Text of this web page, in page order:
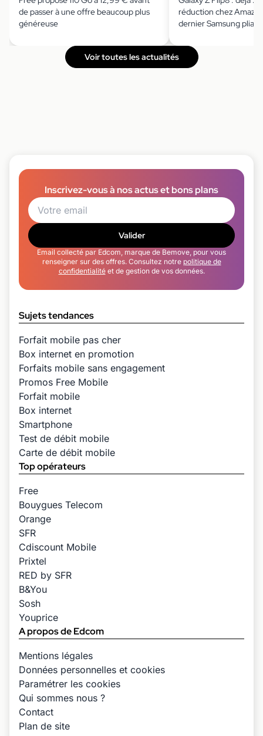
de passer à une offre beaucoup plus
généreuse
réduction chez
dernier Samsung pliant
Voir toutes les actualités
Inscrivez-vous à nos actus et bons plans
Valider
Email collecté par Edcom, marque de Bemove, pour vous
renseigner sur des offres. Consultez notre politique de
confidentialitéet de gestion de vos données.
Sujets tendances
Forfait mobile pas cher
Box internet en promotion
Forfaits mobile sans engagement
Promos Free Mobile
Forfait mobile
Box internet
Smartphone
Test de débit mobile
Carte de débit mobile
Top opérateurs
Free
Bouygues Telecom
Orange
SFR
Cdiscount Mobile
Prixtel
RED by SFR
B&You
Sosh
Youprice
A propos de Edcom
Mentions légales
Données personnelles et cookies
Paramétrer les cookies
Qui sommes nous ?
Contact
Plan de site